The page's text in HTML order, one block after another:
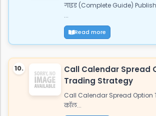
गाइड (Complete Guide)
...
Read more
10.
Call Calendar Spread
Trading Strategy
Call Calendar Spread Option
कॉल...